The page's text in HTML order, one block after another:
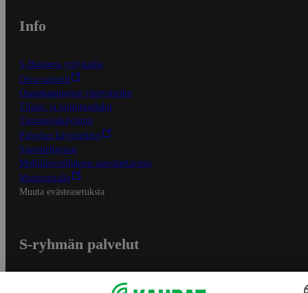
Info
S-Business yrityksille
Oiva-raportit
Osuuskauppojen yhteystiedot
Tilaus- ja toimitusehdot
Tietosuojakäytäntö
Palvelun käyttöehdot
Saavutettavuus
Mobiilisovelluksen saavutettavuus
Mainostajalle
Muuta evästeasetuksia
S-ryhmän palvelut